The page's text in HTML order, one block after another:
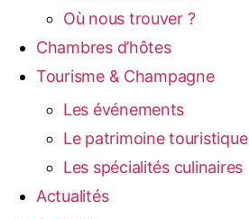
Où nous trouver ?
Chambres d’hôtes
Tourisme & Champagne
Les événements
Le patrimoine touristique
Les spécialités culinaires
Actualités